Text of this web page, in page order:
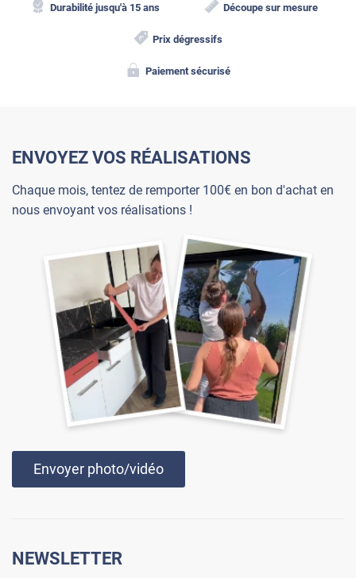
Durabilité jusqu'à 15 ans Découpe sur mesure
Prix dégressifs
Paiement sécurisé
ENVOYEZ VOS RÉALISATIONS
Chaque mois, tentez de remporter 100€ en bon d'achat en
nous envoyant vos réalisations !
Envoyer photo/vidéo
NEWSLETTER